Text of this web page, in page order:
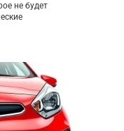
не будет